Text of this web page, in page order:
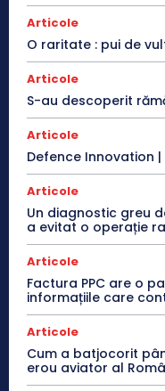
Articole
O raritate : pui de
Articole
S-au descoperit
Articole
Defence Innovation
Articole
Un diagnostic greu
a evitat o operație
Articole
Factura PPC are o
informațiile care
Articole
Cum a batjocorit
erou aviator al